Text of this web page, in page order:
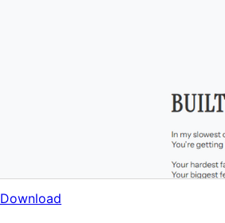
Download